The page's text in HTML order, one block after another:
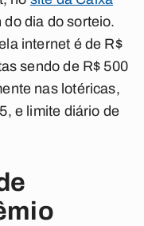
do dia do sorteio.
internet é de R$
sendo de R$ 500
nas lotéricas,
e limite diário de